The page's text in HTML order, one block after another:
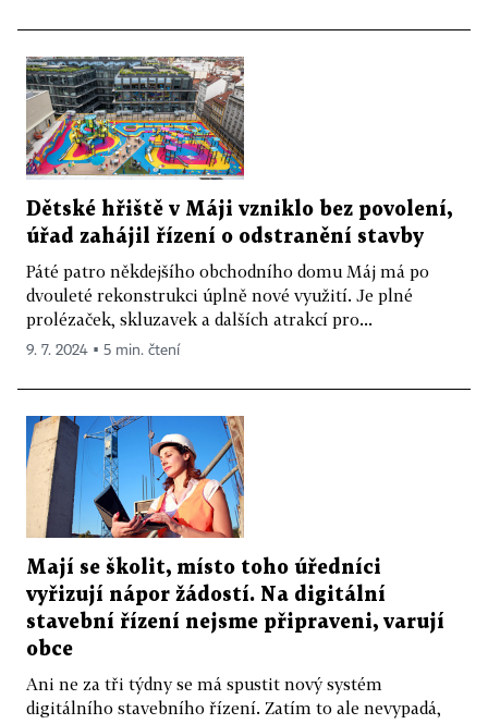
Dětské hřiště v Máji vzniklo bez povolení,
úřad zahájil řízení o odstranění stavby
Páté patro někdejšího obchodního domu Máj má po
dvouleté rekonstrukci úplně nové využití. Je plné
prolézaček, skluzavek a dalších atrakcí pro...
9. 7. 2024 ▪ 5 min. čtení
Mají se školit, místo toho úředníci
vyřizují nápor žádostí. Na digitální
stavební řízení nejsme připraveni, varují
obce
Ani ne za tři týdny se má spustit nový systém
digitálního stavebního řízení. Zatím to ale nevypadá,